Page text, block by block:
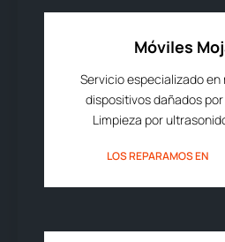
Móviles
Servicio especializado
dispositivos dañados
Limpieza por
LOS REPARAMOS EN